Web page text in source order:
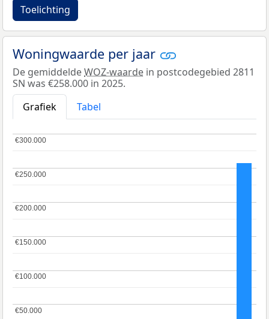
Toelichting
Woningwaarde per jaar
De gemiddeldeWOZ-waarde in postcodegebied 2811
SN was €258.000 in 2025.
Grafiek
Tabel
€50.000
€50.000
€100.000
€100.000
€150.000
€150.000
€200.000
€200.000
€250.000
€250.000
€300.000
€300.000